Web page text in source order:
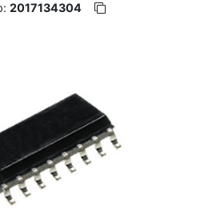
2017134304